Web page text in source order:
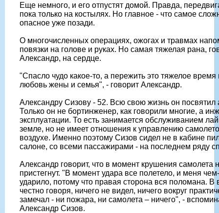
Еще немного, и его отпустят домой. Правда,
пока только на костылях. Но главное - что самое
опасное уже позади.
О многочисленных операциях, ожогах и травмах
повязки на голове и руках. Но самая тяжелая рана,
Александр, на сердце.
"Спасло чудо какое-то, а пережить это тяжелое время
любовь жены и семья", - говорит Александр.
Александру Сизову - 52. Всю свою жизнь он посвятил
Только он не бортинженер, как говорили многие, а
эксплуатации. То есть занимается обслуживанием
земле, но не имеет отношения к управлению
воздухе. Именно поэтому Сизов сидел не в кабине
салоне, со всеми пассажирами - на последнем ряду
Александр говорит, что в момент крушения самолета
пристегнут. "В момент удара все полетело, и меня
ударило, потому что правая сторона вся поломана. В
честно говоря, ничего не видел, ничего вокруг
замечал - ни пожара, ни самолета – ничего", -
Александр Сизов.